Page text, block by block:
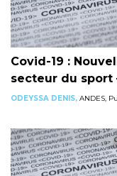
Covid-19 :
secteur du sport
ODEYSSA DENIS, ANDES,